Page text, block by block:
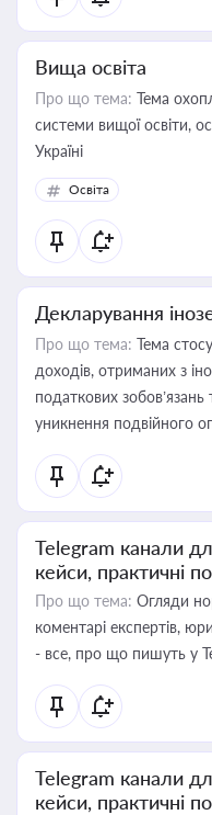
Вища освіта
Про що тема: Тема
системи вищої освіти,
Україні
Освіта
Декларування
Про що тема: Тема
доходів, отриманих з
податкових
уникнення подвійного
Telegram канали
кейси, практичні
Про що тема: Огляди
коментарі експертів,
- все, про що пишуть у
Telegram канали
кейси, практичні